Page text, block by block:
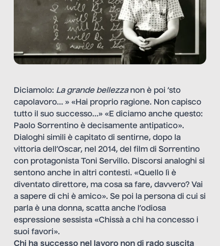
Diciamolo: La grande bellezzanon è poi ‘sto
capolavoro… » «Hai proprio ragione. Non capisco
tutto il suo successo…» «E diciamo anche questo:
Paolo Sorrentino è decisamente antipatico».
Dialoghi simili è capitato di sentirne, dopo la
vittoria dell’Oscar, nel 2014, del film di Sorrentino
con protagonista Toni Servillo. Discorsi analoghi si
sentono anche in altri contesti. «Quello lì è
diventato direttore, ma cosa sa fare, davvero? Vai
a sapere di chi è amico». Se poi la persona di cui si
parla è una donna, scatta anche l’odiosa
espressione sessista «Chissà a chi ha concesso i
suoi favori».
Chi ha successo nel lavoro non di rado suscita